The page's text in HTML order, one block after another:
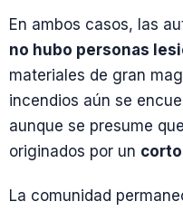
En ambos casos, las
no hubo personas
materiales de gran
incendios aún se
aunque se presume
originados por un
La comunidad